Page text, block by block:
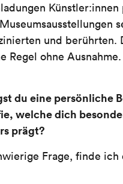
und
Regel ohne
du eine persönliche
welche dich
prägt?
Frage, finde